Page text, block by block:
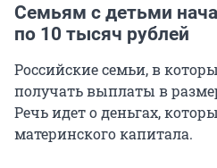
Семьям с детьми
по 10 тысяч рублей
Российские семьи, в
получать выплаты в
Речь идет о деньгах,
материнского капитала.